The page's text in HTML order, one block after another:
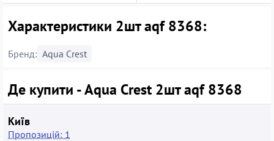
Характеристики 2шт aqf 8368:
Бренд: Aqua Crest
Де купити - Aqua Crest 2шт aqf 8368
Київ
Пропозицій: 1